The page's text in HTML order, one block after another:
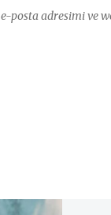
posta adresimi ve